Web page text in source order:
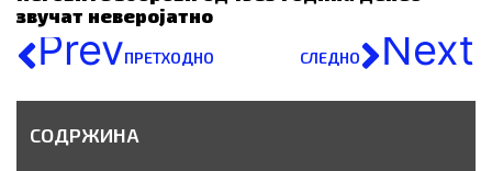
звучат неверојатно
PrevПРЕТХОДНО СЛЕДНО Next
СОДРЖИНА